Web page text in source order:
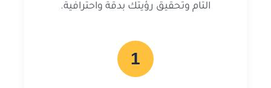
التام وتحقيق رؤيتك بدقة واحترافية.
1